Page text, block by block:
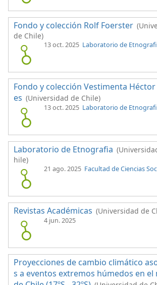
Fondo y colección Rolf Foerster
de Chile)
13 oct. 2025 Laboratorio de
Fondo y colección Vestimenta
es (Universidad de Chile)
13 oct. 2025 Laboratorio de
Laboratorio de Etnografia
hile)
21 ago. 2025 Facultad de Ciencias
Revistas Académicas (Universidad de
4 jun. 2025
Proyecciones de cambio climático
s a eventos extremos húmedos en el